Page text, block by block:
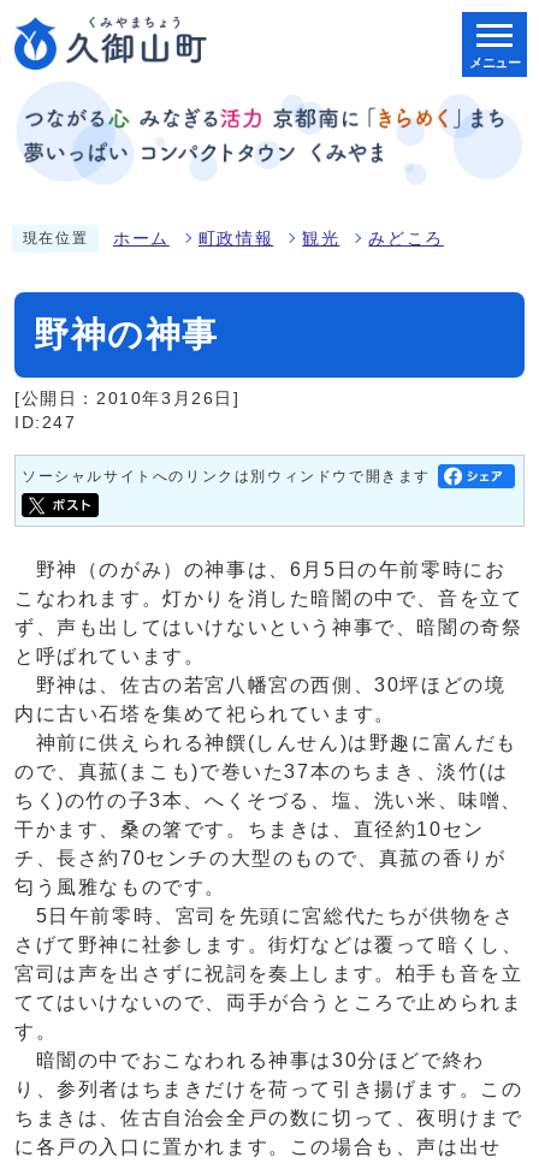
メニュー
現在位置 ホーム 町政情報 観光 みどころ
野神の神事
[公開日：2010年3月26日]
ID:247
ソーシャルサイトへのリンクは別ウィンドウで開きます
野神（のがみ）の神事は、6月5日の午前零時にお
こなわれます。灯かりを消した暗闇の中で、音を立て
ず、声も出してはいけないという神事で、暗闇の奇祭
と呼ばれています。
野神は、佐古の若宮八幡宮の西側、30坪ほどの境
内に古い石塔を集めて祀られています。
神前に供えられる神饌(しんせん)は野趣に富んだも
ので、真菰(まこも)で巻いた37本のちまき、淡竹(は
ちく)の竹の子3本、へくそづる、塩、洗い米、味噌、
干かます、桑の箸です。ちまきは、直径約10セン
チ、長さ約70センチの大型のもので、真菰の香りが
匂う風雅なものです。
5日午前零時、宮司を先頭に宮総代たちが供物をさ
さげて野神に社参します。街灯などは覆って暗くし、
宮司は声を出さずに祝詞を奏上します。柏手も音を立
ててはいけないので、両手が合うところで止められま
す。
暗闇の中でおこなわれる神事は30分ほどで終わ
り、参列者はちまきだけを荷って引き揚げます。この
ちまきは、佐古自治会全戸の数に切って、夜明けまで
に各戸の入口に置かれます。この場合も、声は出せ